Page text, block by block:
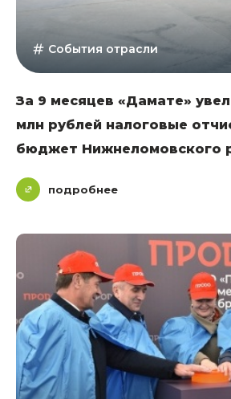
События отрасли
За 9 месяцев «Дамате»
млн рублей налоговые
бюджет Нижнеломовского
подробнее